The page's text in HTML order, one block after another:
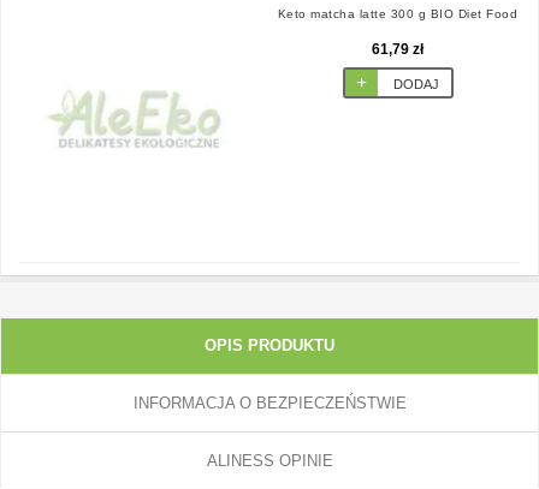
Keto matcha latte 300 g BIO Diet Food
61,79 zł
DODAJ
OPIS PRODUKTU
INFORMACJA O BEZPIECZEŃSTWIE
ALINESS OPINIE